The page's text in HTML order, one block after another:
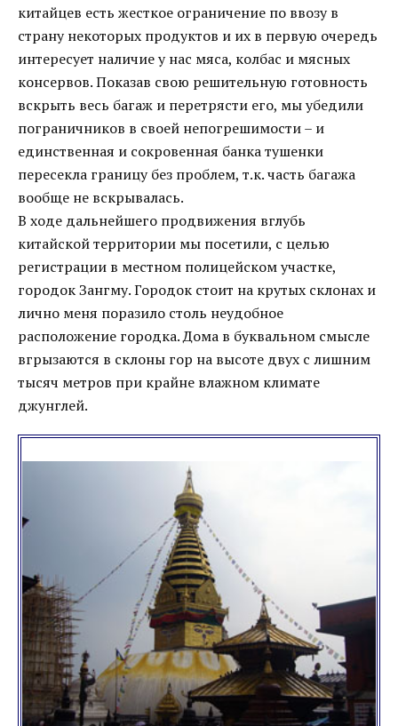
китайцев есть жесткое ограничение по ввозу в
страну некоторых продуктов и их в первую очередь
интересует наличие у нас мяса, колбас и мясных
консервов. Показав свою решительную готовность
вскрыть весь багаж и перетрясти его, мы убедили
пограничников в своей непогрешимости – и
единственная и сокровенная банка тушенки
пересекла границу без проблем, т.к. часть багажа
вообще не вскрывалась.
В ходе дальнейшего продвижения вглубь
китайской территории мы посетили, с целью
регистрации в местном полицейском участке,
городок Зангму. Городок стоит на крутых склонах и
лично меня поразило столь неудобное
расположение городка. Дома в буквальном смысле
вгрызаются в склоны гор на высоте двух с лишним
тысяч метров при крайне влажном климате
джунглей.